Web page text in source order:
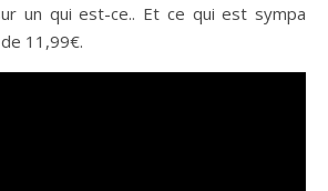
un qui est-ce.. Et ce qui est sympa
11,99€.